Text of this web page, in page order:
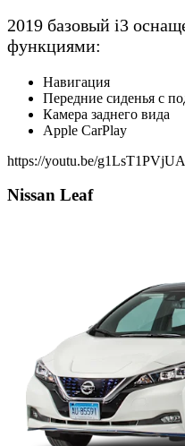
2019 базовый i3
функциями:
Навигация
Передние сиденья с
Камера заднего вида
Apple CarPlay
https://youtu.be/g1LsT1PVjUA
Nissan Leaf